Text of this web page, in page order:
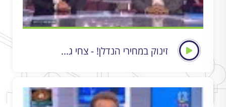
זינוק במחירי הנדלן! - צחי ג...